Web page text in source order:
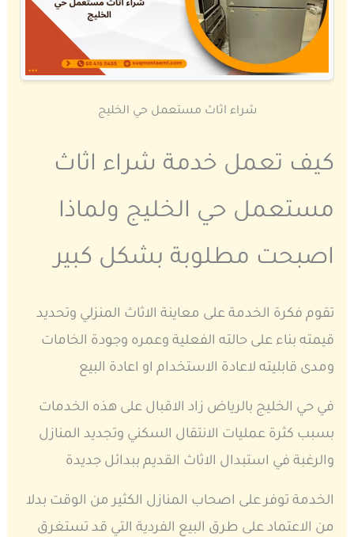
شراء اثاث مستعمل حي الخليج
كيف تعمل خدمة شراء اثاث
مستعمل حي الخليج ولماذا
اصبحت مطلوبة بشكل كبير
تقوم فكرة الخدمة على معاينة الاثاث المنزلي وتحديد
قيمته بناء على حالته الفعلية وعمره وجودة الخامات
ومدى قابليته لاعادة الاستخدام او اعادة البيع
في حي الخليج بالرياض زاد الاقبال على هذه الخدمات
بسبب كثرة عمليات الانتقال السكني وتجديد المنازل
والرغبة في استبدال الاثاث القديم ببدائل جديدة
الخدمة توفر على اصحاب المنازل الكثير من الوقت بدلا
من الاعتماد على طرق البيع الفردية التي قد تستغرق